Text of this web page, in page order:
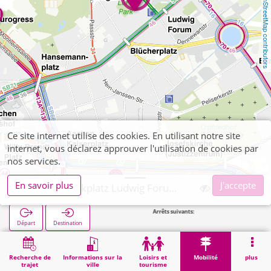
OpenStreetMap contributors
Recherche de
trajet
Informations sur la
ville
Loisirs et
tourisme
Mobilité plus
Départ Destination
Arrêts suivants:
Démarrage APAG-Parkings Aachen, Parkplatz Ludwig Forum (APAG)
Ce site internet utilise des cookies. En utilisant notre site
internet, vous déclarez approuver l'utilisation de cookies par
nos services.
En savoir plus
J'accepte